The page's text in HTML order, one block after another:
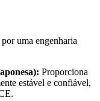
uma engenharia
Proporciona
estável e confiável,